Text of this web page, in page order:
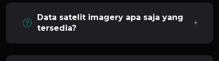
Data satelit imagery apa saja yang
tersedia?